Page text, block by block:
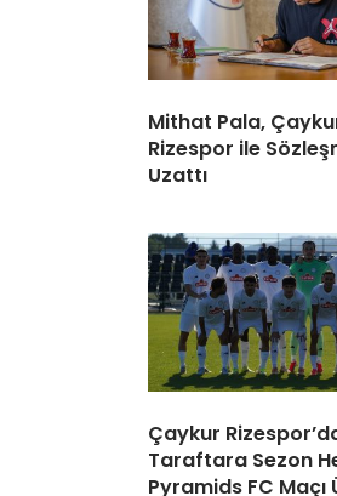
Mithat Pala,
Rizespor ile
Uzattı
Çaykur
Taraftara Sezon
Pyramids FC Maçı